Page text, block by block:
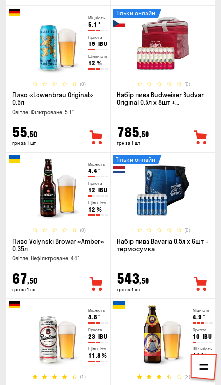
Міцність
5.1 °
Гіркота
19 IBU
Щільність
12 %
(0)
Пиво «Lowenbrau Original»
0.5л
Світле, Фільтроване, 5.1°
55,50
грн за 1 шт
(0)
Тільки онлайн
Набір пива Budweiser Budvar
Original 0.5л х 8шт +
785,50
грн за 1 шт
Міцність
4.4°
Гіркота
12 IBU
Щільність
12 %
(0)
Пиво Volynski Browar «Amber»
0.35л
Світле, Нефільтроване, 4.4°
67,50
грн за 1 шт
(0)
Тільки онлайн
Набір пива Bavaria 0.5л х 6шт +
термосумка
543,50
грн за 1 шт
Міцність
4.8 °
Гіркота
23 IBU
Щільність
11.8 %
(1)
Міцність
4.9 °
Гіркота
10 IBU
Щільність
11%
(3)